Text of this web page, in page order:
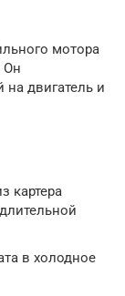
мотора
Он
на двигатель и
картера
в холодное